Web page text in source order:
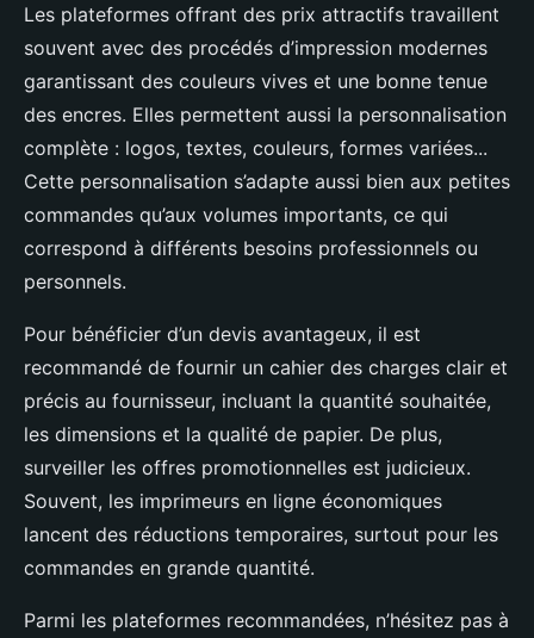
Les plateformes offrant des prix attractifs travaillent
souvent avec des procédés d’impression modernes
garantissant des couleurs vives et une bonne tenue
des encres. Elles permettent aussi la personnalisation
complète : logos, textes, couleurs, formes variées...
Cette personnalisation s’adapte aussi bien aux petites
commandes qu’aux volumes importants, ce qui
correspond à différents besoins professionnels ou
personnels.
Pour bénéficier d’un devis avantageux, il est
recommandé de fournir un cahier des charges clair et
précis au fournisseur, incluant la quantité souhaitée,
les dimensions et la qualité de papier. De plus,
surveiller les offres promotionnelles est judicieux.
Souvent, les imprimeurs en ligne économiques
lancent des réductions temporaires, surtout pour les
commandes en grande quantité.
Parmi les plateformes recommandées, n’hésitez pas à